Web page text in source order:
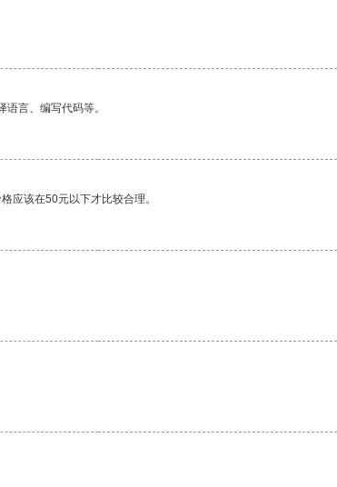
言、编写代码等。
应该在50元以下才比较合理。